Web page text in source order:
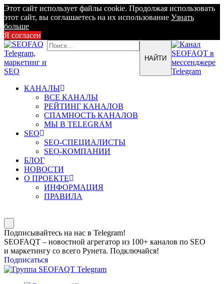
Этот сайт использует файлы cookie. Продолжая использовать
этот сайт, вы соглашаетесь на их использование Узнать
больше
Я согласен
КАНАЛЫ
ВСЕ КАНАЛЫ
РЕЙТИНГ КАНАЛОВ
СПАМНОСТЬ КАНАЛОВ
МЫ В TELEGRAM
SEO
SEO-СПЕЦИАЛИСТЫ
SEO-КОМПАНИИ
БЛОГ
НОВОСТИ
О ПРОЕКТЕ
ИНФОРМАЦИЯ
ПРАВИЛА
Подписывайтесь на нас в Telegram!
SEOFAQT – новостной агрегатор из 100+ каналов по SEO
и маркетингу со всего Рунета. Подключайся!
Подписаться